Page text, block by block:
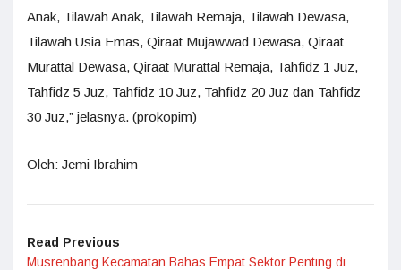
Anak, Tilawah Anak, Tilawah Remaja, Tilawah Dewasa,
Tilawah Usia Emas, Qiraat Mujawwad Dewasa, Qiraat
Murattal Dewasa, Qiraat Murattal Remaja, Tahfidz 1 Juz,
Tahfidz 5 Juz, Tahfidz 10 Juz, Tahfidz 20 Juz dan Tahfidz
30 Juz,” jelasnya. (prokopim)
Oleh: Jemi Ibrahim
Read Previous
Musrenbang Kecamatan Bahas Empat Sektor Penting di